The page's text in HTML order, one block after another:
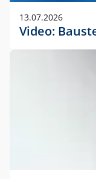
13.07.2026
Video: